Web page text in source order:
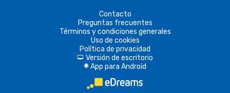
Contacto
Preguntas frecuentes
Términos y condiciones generales
Uso de cookies
Política de privacidad
d Versión de escritorio
A App para Android